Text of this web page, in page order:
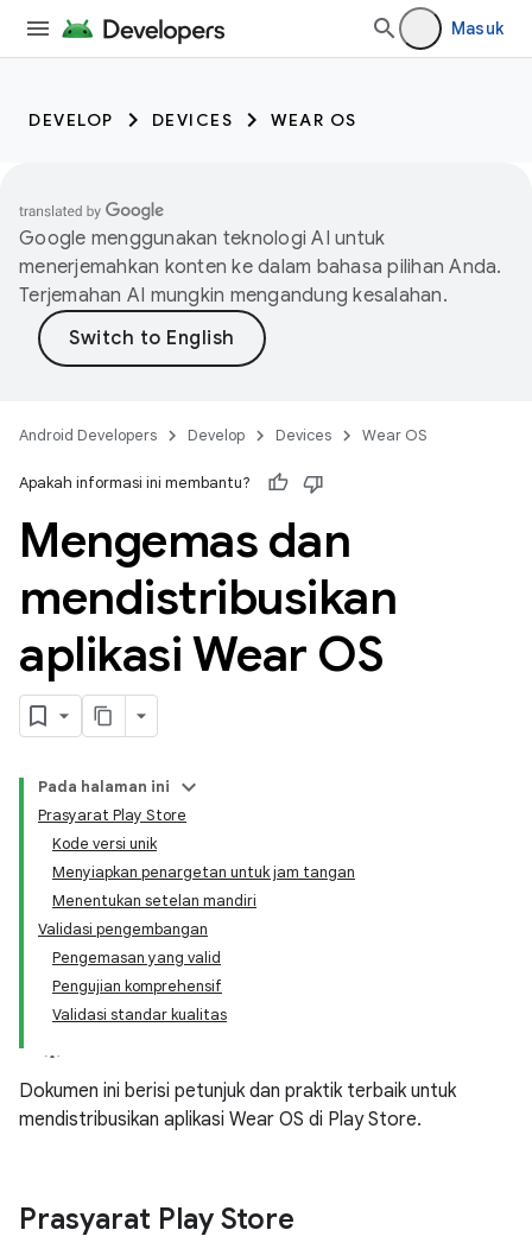
Masuk
DEVELOP DEVICES WEAR OS
Google menggunakan teknologi AI untuk
menerjemahkan konten ke dalam bahasa pilihan Anda.
Terjemahan AI mungkin mengandung kesalahan.
Android Developers Develop Devices Wear OS
Apakah informasi ini membantu?
Mengemas dan
mendistribusikan
aplikasi Wear OS
Pada halaman ini
Prasyarat Play Store
Kode versi unik
Menyiapkan penargetan untuk jam tangan
Menentukan setelan mandiri
Validasi pengembangan
Pengemasan yang valid
Pengujian komprehensif
Validasi standar kualitas
Dokumen ini berisi petunjuk dan praktik terbaik untuk
mendistribusikan aplikasi Wear OS di Play Store.
Prasyarat Play Store